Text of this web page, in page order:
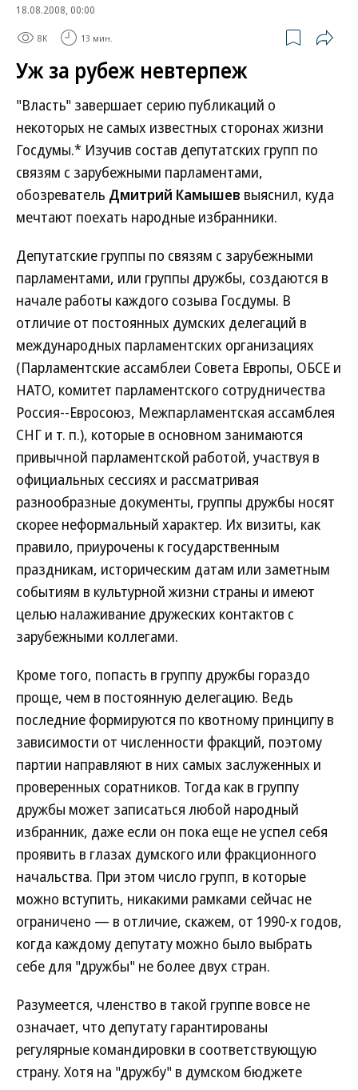
18.08.2008, 00:00
8K 13 мин.
Уж за рубеж невтерпеж
"Власть" завершает серию публикаций о
некоторых не самых известных сторонах жизни
Госдумы.* Изучив состав депутатских групп по
связям с зарубежными парламентами,
обозреватель Дмитрий Камышев выяснил, куда
мечтают поехать народные избранники.
Депутатские группы по связям с зарубежными
парламентами, или группы дружбы, создаются в
начале работы каждого созыва Госдумы. В
отличие от постоянных думских делегаций в
международных парламентских организациях
(Парламентские ассамблеи Совета Европы, ОБСЕ и
НАТО, комитет парламентского сотрудничества
Россия--Евросоюз, Межпарламентская ассамблея
СНГ и т. п.), которые в основном занимаются
привычной парламентской работой, участвуя в
официальных сессиях и рассматривая
разнообразные документы, группы дружбы носят
скорее неформальный характер. Их визиты, как
правило, приурочены к государственным
праздникам, историческим датам или заметным
событиям в культурной жизни страны и имеют
целью налаживание дружеских контактов с
зарубежными коллегами.
Кроме того, попасть в группу дружбы гораздо
проще, чем в постоянную делегацию. Ведь
последние формируются по квотному принципу в
зависимости от численности фракций, поэтому
партии направляют в них самых заслуженных и
проверенных соратников. Тогда как в группу
дружбы может записаться любой народный
избранник, даже если он пока еще не успел себя
проявить в глазах думского или фракционного
начальства. При этом число групп, в которые
можно вступить, никакими рамками сейчас не
ограничено — в отличие, скажем, от 1990-х годов,
когда каждому депутату можно было выбрать
себе для "дружбы" не более двух стран.
Разумеется, членство в такой группе вовсе не
означает, что депутату гарантированы
регулярные командировки в соответствующую
страну. Хотя на "дружбу" в думском бюджете